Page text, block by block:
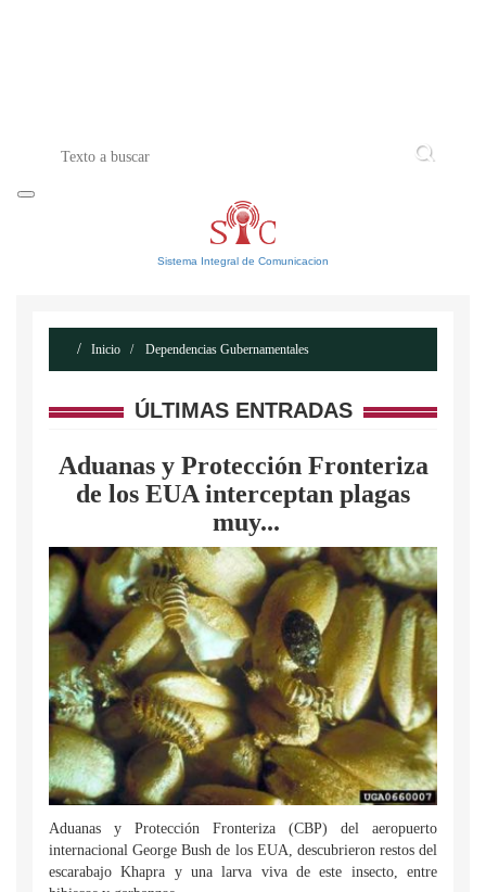
Sistema Integral de Comunicacion
Inicio Dependencias Gubernamentales
ÚLTIMAS ENTRADAS
Aduanas y Protección Fronteriza
de los EUA interceptan plagas
muy...
Aduanas y Protección Fronteriza (CBP) del aeropuerto
internacional George Bush de los EUA, descubrieron restos del
escarabajo Khapra y una larva viva de este insecto, entre